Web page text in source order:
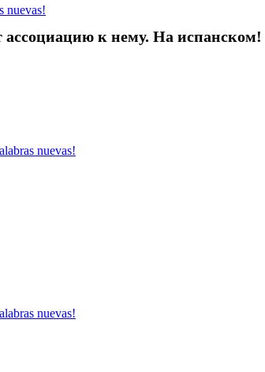
nuevas!
к нему. На испанском!
nuevas!
nuevas!